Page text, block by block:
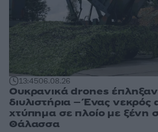
13:4506.08.26
Ουκρανικά drones
διυλιστήρια – Ένας νεκρός
χτύπημα σε πλοίο με ξένη
Θάλασσα